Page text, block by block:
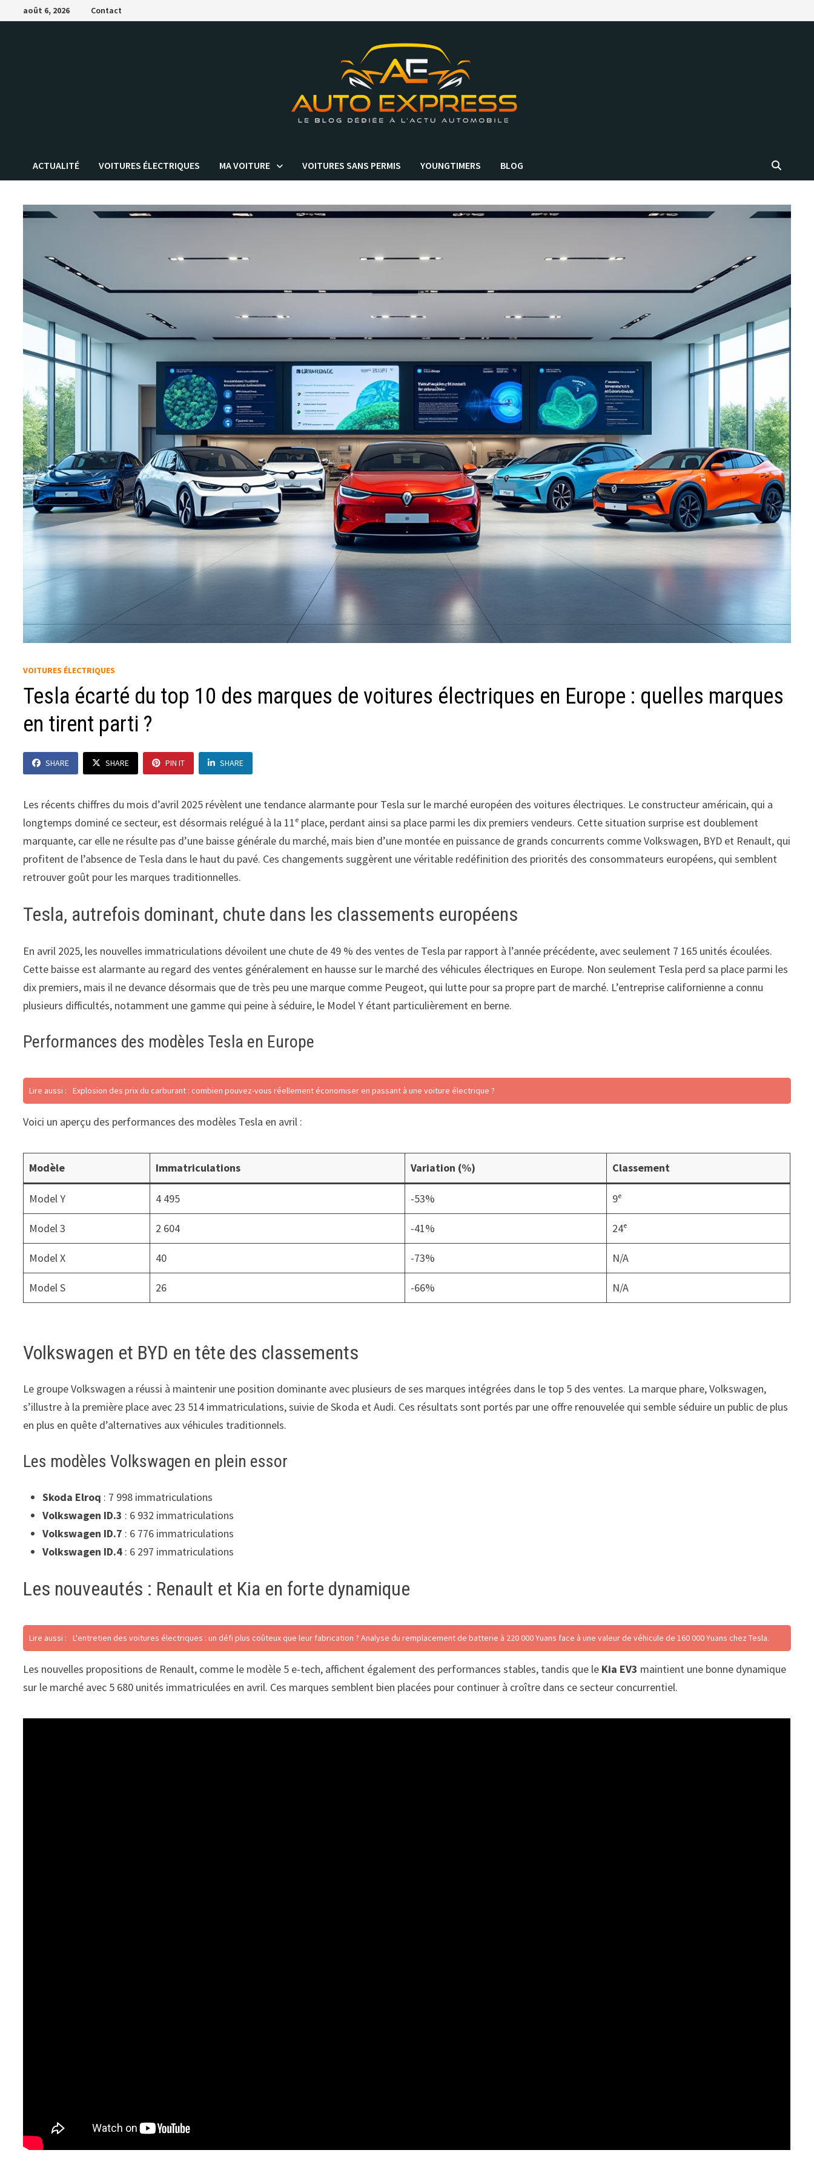
Passer
au
août 6, 2026 Contact
ACTUALITÉ VOITURES ÉLECTRIQUES MA VOITURE VOITURES SANS PERMIS YOUNGTIMERS BLOG
VOITURES ÉLECTRIQUES
Tesla écarté du top 10 des marques de voitures électriques en Europe : quelles marques
en tirent parti ?
SHARE SHARE PIN IT SHARE
Les récents chiffres du mois d’avril 2025 révèlent une tendance alarmante pour Tesla sur le marché européen des voitures électriques. Le constructeur américain, qui a
longtemps dominé ce secteur, est désormais relégué à la 11ᵉ place, perdant ainsi sa place parmi les dix premiers vendeurs. Cette situation surprise est doublement
marquante, car elle ne résulte pas d’une baisse générale du marché, mais bien d’une montée en puissance de grands concurrents comme Volkswagen, BYD et Renault, qui
profitent de l’absence de Tesla dans le haut du pavé. Ces changements suggèrent une véritable redéfinition des priorités des consommateurs européens, qui semblent
retrouver goût pour les marques traditionnelles.
Tesla, autrefois dominant, chute dans les classements européens
En avril 2025, les nouvelles immatriculations dévoilent une chute de 49 % des ventes de Tesla par rapport à l’année précédente, avec seulement 7 165 unités écoulées.
Cette baisse est alarmante au regard des ventes généralement en hausse sur le marché des véhicules électriques en Europe. Non seulement Tesla perd sa place parmi les
dix premiers, mais il ne devance désormais que de très peu une marque comme Peugeot, qui lutte pour sa propre part de marché. L’entreprise californienne a connu
plusieurs difficultés, notamment une gamme qui peine à séduire, le Model Y étant particulièrement en berne.
Performances des modèles Tesla en Europe
Lire aussi : Explosion des prix du carburant : combien pouvez-vous réellement économiser en passant à une voiture électrique ?
Voici un aperçu des performances des modèles Tesla en avril :
Modèle Immatriculations Variation (%) Classement
Model Y 4 495 -53% 9ᵉ
Model 3 2 604 -41% 24ᵉ
Model X 40 -73% N/A
Model S 26 -66% N/A
Volkswagen et BYD en tête des classements
Le groupe Volkswagen a réussi à maintenir une position dominante avec plusieurs de ses marques intégrées dans le top 5 des ventes. La marque phare, Volkswagen,
s’illustre à la première place avec 23 514 immatriculations, suivie de Skoda et Audi. Ces résultats sont portés par une offre renouvelée qui semble séduire un public de plus
en plus en quête d’alternatives aux véhicules traditionnels.
Les modèles Volkswagen en plein essor
Skoda Elroq : 7 998 immatriculations
Volkswagen ID.3 : 6 932 immatriculations
Volkswagen ID.7 : 6 776 immatriculations
Volkswagen ID.4 : 6 297 immatriculations
Les nouveautés : Renault et Kia en forte dynamique
Lire aussi : L'entretien des voitures électriques : un défi plus coûteux que leur fabrication ? Analyse du remplacement de batterie à 220 000 Yuans face à une valeur de véhicule de 160 000 Yuans chez Tesla.
Les nouvelles propositions de Renault, comme le modèle 5 e-tech, affichent également des performances stables, tandis que le Kia EV3 maintient une bonne dynamique
sur le marché avec 5 680 unités immatriculées en avril. Ces marques semblent bien placées pour continuer à croître dans ce secteur concurrentiel.